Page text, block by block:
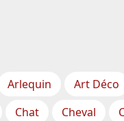
Arlequin Art Déco
Chat Cheval